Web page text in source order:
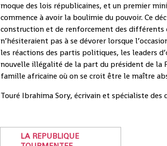
moque des lois républicaines, et un premier
commence à avoir la boulimie du pouvoir. Ce
construction et de renforcement des différents
n’hésiteraient pas à se dévorer lorsque
les réactions des partis politiques, les leaders
nouvelle illégalité de la part du président de la
famille africaine où on se croit être le maître
Touré Ibrahima Sory, écrivain et spécialiste
LA REPUBLIQUE